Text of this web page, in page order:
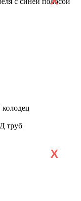
труб
X